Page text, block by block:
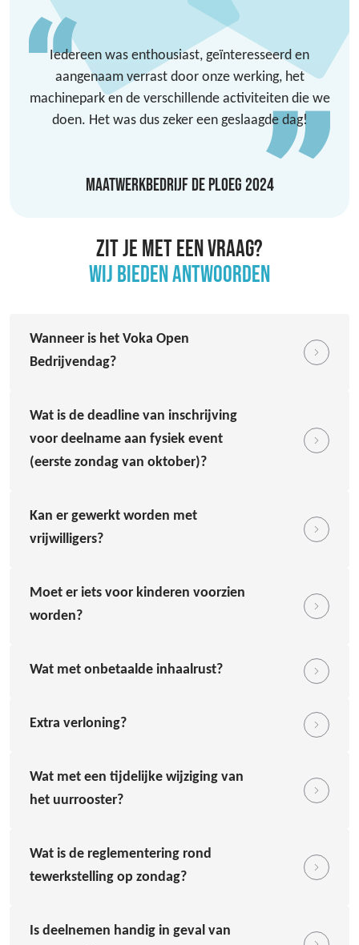
Iedereen was enthousiast, geïnteresseerd en
aangenaam verrast door onze werking, het
machinepark en de verschillende activiteiten die we
doen. Het was dus zeker een geslaagde dag!
MAATWERKBEDRIJF DE PLOEG 2024
ZIT JE MET EEN VRAAG?
WIJ BIEDEN ANTWOORDEN
Wanneer is het Voka Open
Bedrijvendag?
Wat is de deadline van inschrijving
voor deelname aan fysiek event
(eerste zondag van oktober)?
Kan er gewerkt worden met
vrijwilligers?
Moet er iets voor kinderen voorzien
worden?
Wat met onbetaalde inhaalrust?
Extra verloning?
Wat met een tijdelijke wijziging van
het uurrooster?
Wat is de reglementering rond
tewerkstelling op zondag?
Is deelnemen handig in geval van